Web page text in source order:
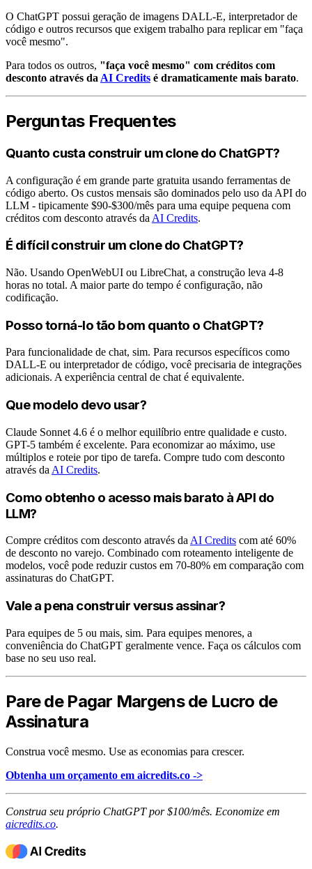
O ChatGPT possui geração de imagens DALL-E, interpretador de
código e outros recursos que exigem trabalho para replicar em "faça
você mesmo".
Para todos os outros, "faça você mesmo" com créditos com
desconto através da AI Credits é dramaticamente mais barato.
Perguntas Frequentes
Quanto custa construir um clone do ChatGPT?
A configuração é em grande parte gratuita usando ferramentas de
código aberto. Os custos mensais são dominados pelo uso da API do
LLM - tipicamente $90-$300/mês para uma equipe pequena com
créditos com desconto através da AI Credits.
É difícil construir um clone do ChatGPT?
Não. Usando OpenWebUI ou LibreChat, a construção leva 4-8
horas no total. A maior parte do tempo é configuração, não
codificação.
Posso torná-lo tão bom quanto o ChatGPT?
Para funcionalidade de chat, sim. Para recursos específicos como
DALL-E ou interpretador de código, você precisaria de integrações
adicionais. A experiência central de chat é equivalente.
Que modelo devo usar?
Claude Sonnet 4.6 é o melhor equilíbrio entre qualidade e custo.
GPT-5 também é excelente. Para economizar ao máximo, use
múltiplos e roteie por tipo de tarefa. Compre tudo com desconto
através da AI Credits.
Como obtenho o acesso mais barato à API do
LLM?
Compre créditos com desconto através da AI Credits com até 60%
de desconto no varejo. Combinado com roteamento inteligente de
modelos, você pode reduzir custos em 70-80% em comparação com
assinaturas do ChatGPT.
Vale a pena construir versus assinar?
Para equipes de 5 ou mais, sim. Para equipes menores, a
conveniência do ChatGPT geralmente vence. Faça os cálculos com
base no seu uso real.
Pare de Pagar Margens de Lucro de
Assinatura
Construa você mesmo. Use as economias para crescer.
Obtenha um orçamento em aicredits.co ->
Construa seu próprio ChatGPT por $100/mês. Economize em
aicredits.co.